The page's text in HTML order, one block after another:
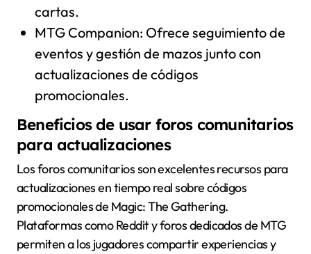
cartas.
MTG Companion: Ofrece seguimiento de
eventos y gestión de mazos junto con
actualizaciones de códigos
promocionales.
Beneficios de usar foros comunitarios
para actualizaciones
Los foros comunitarios son excelentes recursos para
actualizaciones en tiempo real sobre códigos
promocionales de Magic: The Gathering.
Plataformas como Reddit y foros dedicados de MTG
permiten a los jugadores compartir experiencias y